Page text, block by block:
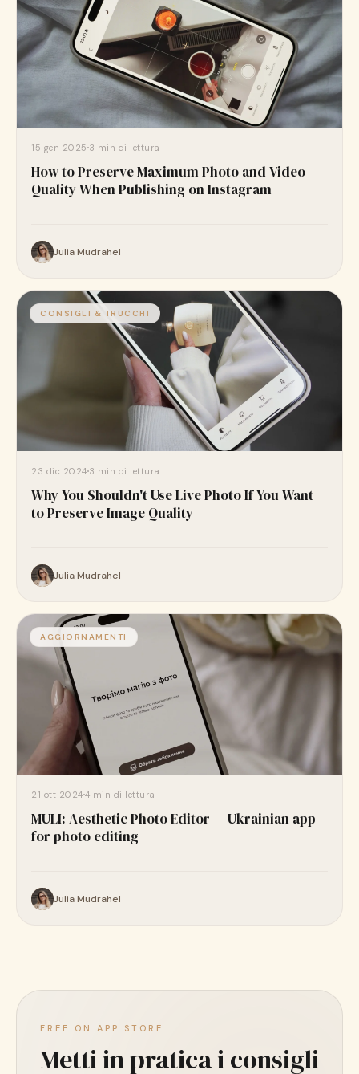
15 gen 2025 3 min di lettura
How to Preserve Maximum Photo and Video
Quality When Publishing on Instagram
Julia Mudrahel
CONSIGLI & TRUCCHI
23 dic 20243 min di lettura
Why You Shouldn't Use Live Photo If You Want
to Preserve Image Quality
Julia Mudrahel
AGGIORNAMENTI
21 ott 20244 min di lettura
MULI: Aesthetic Photo Editor — Ukrainian app
for photo editing
Julia Mudrahel
FREE ON APP STORE
Metti in pratica i consigli